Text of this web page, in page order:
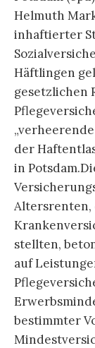
Helmuth
inhaftierter
Häftlingen
gesetzlichen
der
in
Altersrenten,
stellten,
auf
bestimmter